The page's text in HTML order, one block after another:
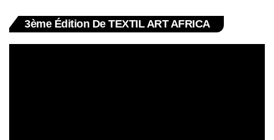
3ème Édition De TEXTIL ART AFRICA